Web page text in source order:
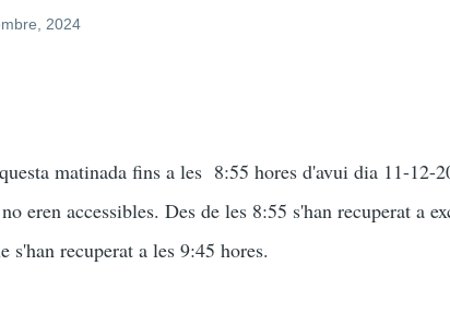
2024
matinada fins a les 8:55 hores d'avui dia 11-12-
eren accessibles. Des de les 8:55 s'han recuperat a
s'han recuperat a les 9:45 hores.